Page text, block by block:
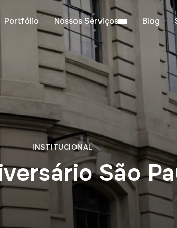
Portfólio Nossos Serviços Blog
INSTITUCIONAL
São